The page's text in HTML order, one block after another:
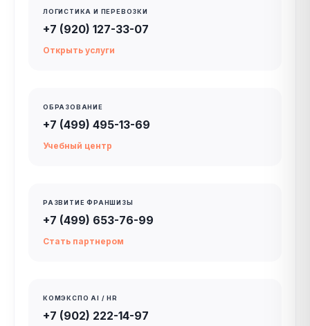
ЛОГИСТИКА И ПЕРЕВОЗКИ
+7 (920) 127-33-07
Открыть услуги
ОБРАЗОВАНИЕ
+7 (499) 495-13-69
Учебный центр
РАЗВИТИЕ ФРАНШИЗЫ
+7 (499) 653-76-99
Стать партнером
КОМЭКСПО AI / HR
+7 (902) 222-14-97